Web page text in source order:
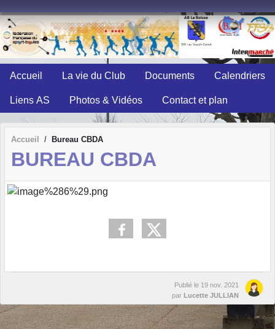
Accueil La vie du Club Documents Calendriers
Liens AS Photos & Vidéos Contact et plan
Accueil Bureau CBDA
BUREAU CBDA
Publié le 19 nov. 2021
par Lucette JULLIAN